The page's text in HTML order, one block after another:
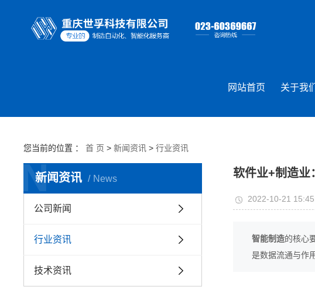
网站首页 关于我们
您当前的位置 ：首 页 >新闻资讯 >行业资讯
新闻资讯 News
N
公司新闻
行业资讯
技术资讯
软件业+制造业
2022-10-21
智能制造的核心
是数据流通与作